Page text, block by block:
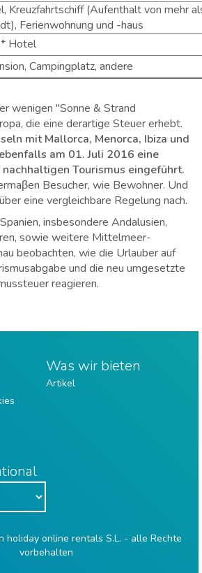
Kreuzfahrtschiff (Aufenthalt von mehr
Ferienwohnung und -haus
Hotel
Campingplatz, andere
wenigen "Sonne & Strand
die eine derartige Steuer erhebt.
mit Mallorca, Menorca, Ibiza und
am 01. Juli 2016 eine
Tourismus eingeführt.
Besucher, wie Bewohner. Und
eine vergleichbare Regelung nach.
insbesondere Andalusien,
sowie weitere Mittelmeer-
beobachten, wie die Urlauber auf
und die neu umgesetzte
reagieren.
Was wir bieten
Artikel
holiday online rentals S.L. - alle Rechte
vorbehalten